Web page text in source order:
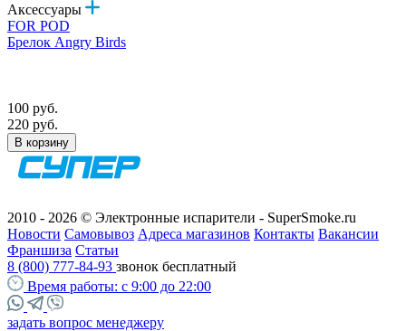
Аксессуары
FOR POD
Брелок Angry Birds
100 руб.
220 руб.
В корзину
2010 - 2026 © Электронные испарители - SuperSmoke.ru
Новости Самовывоз Адреса магазинов Контакты Вакансии
Франшиза Статьи
8 (800) 777-84-93 звонок бесплатный
Время работы: с 9:00 до 22:00
задать вопрос менеджеру